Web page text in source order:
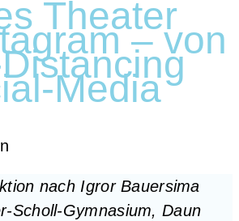
Theater
– von
Media
nach Igror Bau­er­si­ma
Scholl-Gym­na­si­um, Daun